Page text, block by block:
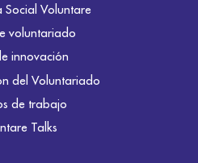
Social Voluntare
voluntariado
innovación
del Voluntariado
de trabajo
Talks